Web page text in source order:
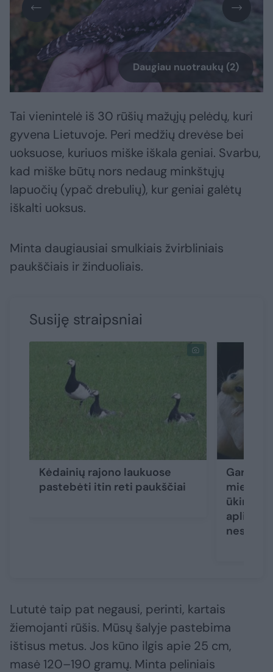
Daugiau nuotraukų (2)
Tai vienintelė iš 30 rūšių mažųjų pelėdų, kuri
gyvena Lietuvoje. Peri medžių drevėse bei
uoksuose, kuriuos miške iškala geniai. Svarbu,
kad miške būtų nors nedaug minkštųjų
lapuočių (ypač drebulių), kur geniai galėtų
iškalti uoksus.
Minta daugiausiai smulkiais žvirbliniais
paukščiais ir žinduoliais.
Susiję straipsniai
Kėdainių rajono laukuose
pastebėti itin reti paukščiai
aplink
Lututė taip pat negausi, perinti, kartais
žiemojanti rūšis. Mūsų šalyje pastebima
ištisus metus. Jos kūno ilgis apie 25 cm,
masė 120–190 gramų. Minta peliniais